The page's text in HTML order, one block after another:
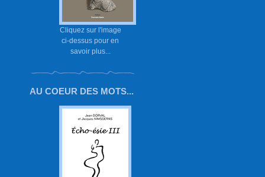
Cliquez sur l'image
ci-dessus pour en
savoir plus...
AU COEUR DES MOTS...